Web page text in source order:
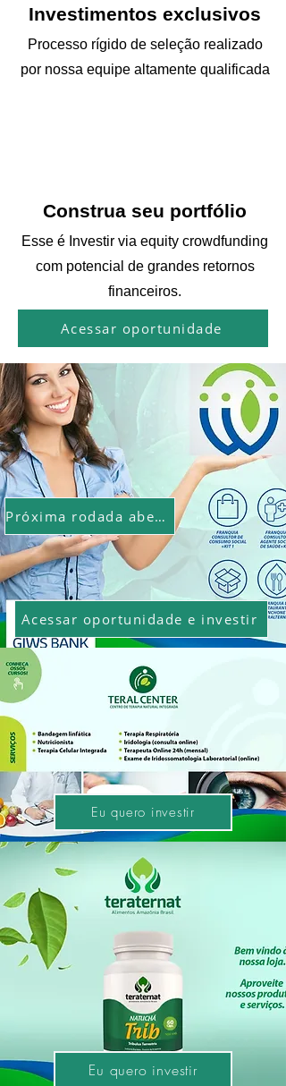
Investimentos exclusivos
Processo rígido de seleção realizado
por nossa equipe altamente qualificada
Construa seu portfólio
Esse é Investir via equity crowdfunding
com potencial de grandes retornos
financeiros.
Acessar oportunidade
Próxima rodada aberta
Acessar oportunidade e investir
Eu quero investir
Eu quero investir